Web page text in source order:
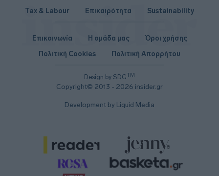
Tax & Labour
Επικαιρότητα Sustainability
Design by SDGTM
Copyright© 2013 - 2026 insider.gr
Επικοινωνία Η ομάδα μας
Όροι χρήσης
Πολιτική Cookies
Πολιτική Απορρήτου
Development by Liquid Media